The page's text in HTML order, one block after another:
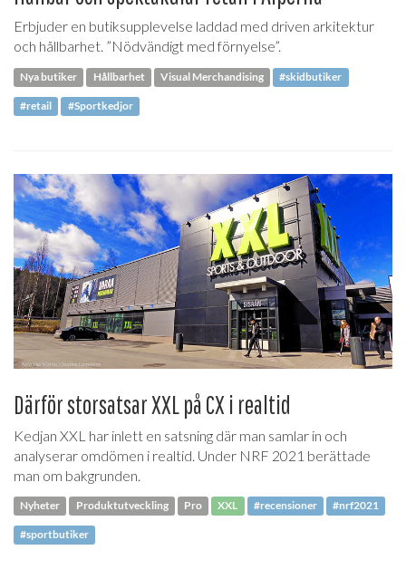
Erbjuder en butiksupplevelse laddad med driven arkitektur
och hållbarhet. ”Nödvändigt med förnyelse”.
Nya butiker Hållbarhet Visual Merchandising #skidbutiker
#retail #Sportkedjor
Därför storsatsar XXL på CX i realtid
Kedjan XXL har inlett en satsning där man samlar in och
analyserar omdömen i realtid. Under NRF 2021 berättade
man om bakgrunden.
Nyheter Produktutveckling Pro XXL #recensioner #nrf2021
#sportbutiker